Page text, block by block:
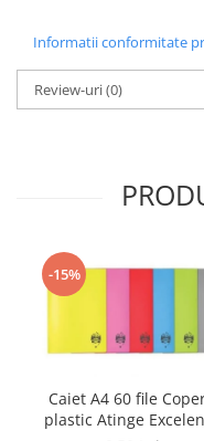
Truse Geometrie, Rigle,
Carti de colorat +
copii
Informatii conformitate
Review-uri(0)
-15%
Caiet A4 60 file
plastic Atinge